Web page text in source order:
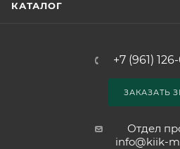
КАТАЛОГ
+7 (961)
ЗАКАЗАТЬ
Отдел
info@kiik-